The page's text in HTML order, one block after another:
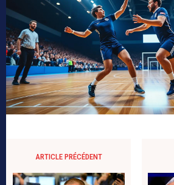
ARTICLE PRÉCÉDENT